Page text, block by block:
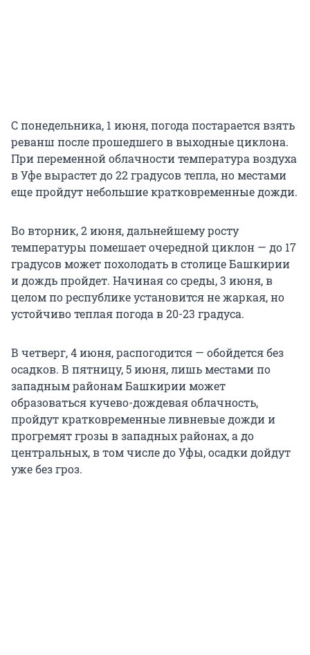
С понедельника, 1 июня, погода постарается взять
реванш после прошедшего в выходные циклона.
При переменной облачности температура воздуха
в Уфе вырастет до 22 градусов тепла, но местами
еще пройдут небольшие кратковременные дожди.
Во вторник, 2 июня, дальнейшему росту
температуры помешает очередной циклон — до 17
градусов может похолодать в столице Башкирии
и дождь пройдет. Начиная со среды, 3 июня, в
целом по республике установится не жаркая, но
устойчиво теплая погода в 20-23 градуса.
В четверг, 4 июня, распогодится — обойдется без
осадков. В пятницу, 5 июня, лишь местами по
западным районам Башкирии может
образоваться кучево-дождевая облачность,
пройдут кратковременные ливневые дожди и
прогремят грозы в западных районах, а до
центральных, в том числе до Уфы, осадки дойдут
уже без гроз.